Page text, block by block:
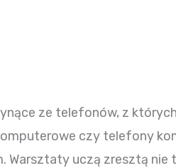
ze telefonów, z
czy telefony
Warsztaty uczą zresztą